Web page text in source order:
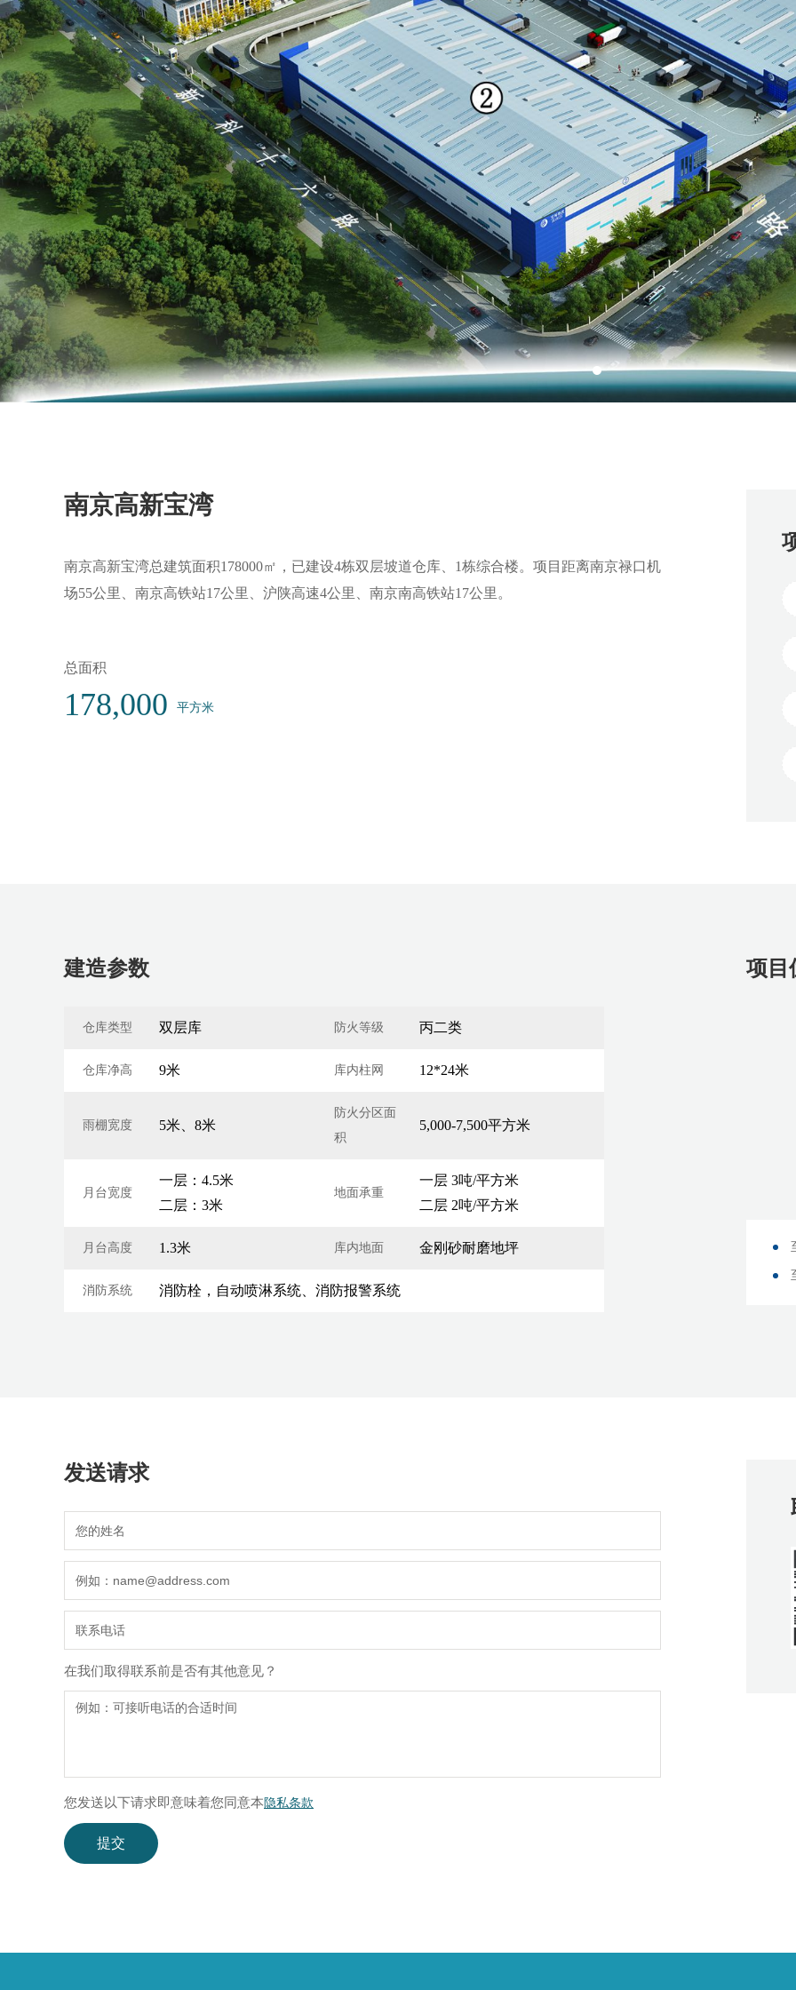
南京高新宝湾
南京高新宝湾总建筑面积178000㎡，已建设4栋双层坡道仓库、1栋综合楼。项目距离南京禄口机
场55公里、南京高铁站17公里、沪陕高速4公里、南京南高铁站17公里。
总面积
178,000 平方米
建造参数
仓库类型 双层库 防火等级 丙二类
仓库净高 9米 库内柱网 12*24米
雨棚宽度 5米、8米
防火分区面
积
5,000-7,500平方米
月台宽度
一层：4.5米
二层：3米
地面承重
一层 3吨/平方米
二层 2吨/平方米
月台高度 1.3米 库内地面 金刚砂耐磨地坪
消防系统 消防栓，自动喷淋系统、消防报警系统
项目
发送请求
在我们取得联系前是否有其他意见？
您发送以下请求即意味着您同意本 隐私条款
提交